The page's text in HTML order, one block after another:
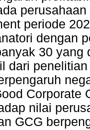
periode
dengan
30
dari
Corporate
nilai
GCG